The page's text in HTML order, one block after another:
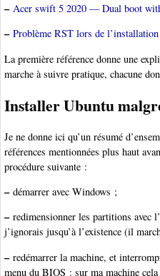
– Acer swift 5 2020 — Dual boot
– Problème RST lors de
La première référence donne une
marche à suivre pratique, chacune
Installer Ubuntu
Je ne donne ici qu’un résumé
références mentionnées plus haut
procédure suivante :
–démarrer avec Windows ;
–redimensionner les partitions avec l’
j’ignorais jusqu’à l’existence (il
–redémarrer la machine, et
menu du BIOS : sur ma machine